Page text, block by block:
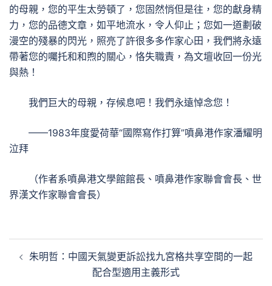
的母親，您的平生太勞頓了，您固然悄但是往，您的獻身精
力，您的品德文章，如平地流水，令人仰止；您如一道劃破
漫空的殘暴的閃光，照亮了許很多多作家心田，我們將永遠
帶著您的囑托和和煦的關心，恪失職責，為文壇收回一份光
與熱！
我們巨大的母親，存候息吧！我們永遠悼念您！
——1983年度愛荷華“國際寫作打算”噴鼻港作家潘耀明
泣拜
（作者系噴鼻港文學館館長、噴鼻港作家聯會會長、世
界漢文作家聯會會長）
章 朱明哲：中國天氣變更訴訟找九宮格共享空間的一起
配合型適用主義形式